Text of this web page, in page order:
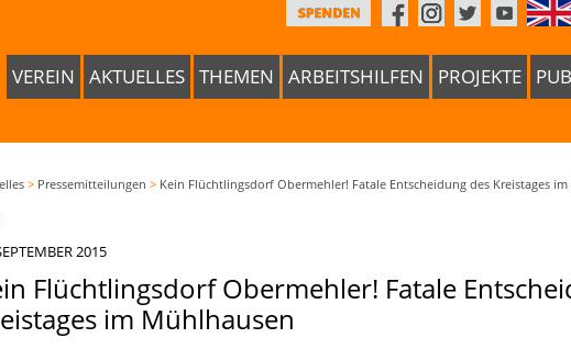
VEREIN AKTUELLES THEMEN ARBEITSHILFEN PROJEKTE
> Pressemitteilungen > Kein Flüchtlingsdorf Obermehler! Fatale Entscheidung des Kreistages
2015
Flüchtlingsdorf Obermehler! Fatale
im Mühlhausen